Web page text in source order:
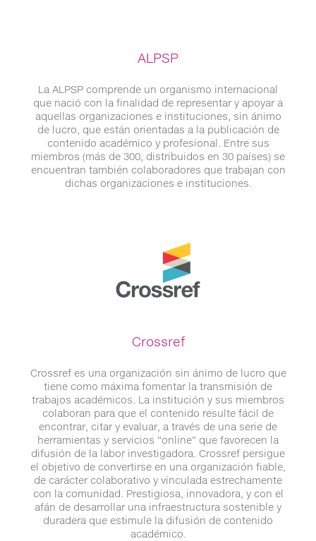
ALPSP
La ALPSP comprende un organismo internacional
que nació con la finalidad de representar y apoyar a
aquellas organizaciones e instituciones, sin ánimo
de lucro, que están orientadas a la publicación de
contenido académico y profesional. Entre sus
miembros (más de 300, distribuidos en 30 países) se
encuentran también colaboradores que trabajan con
dichas organizaciones e instituciones.
Crossref
Crossref es una organización sin ánimo de lucro que
tiene como máxima fomentar la transmisión de
trabajos académicos. La institución y sus miembros
colaboran para que el contenido resulte fácil de
encontrar, citar y evaluar, a través de una serie de
herramientas y servicios “online” que favorecen la
difusión de la labor investigadora. Crossref persigue
el objetivo de convertirse en una organización fiable,
de carácter colaborativo y vinculada estrechamente
con la comunidad. Prestigiosa, innovadora, y con el
afán de desarrollar una infraestructura sostenible y
duradera que estimule la difusión de contenido
académico.